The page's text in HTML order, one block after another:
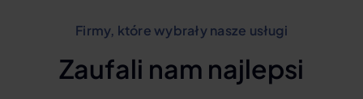
Firmy, które wybrały nasze usługi
Zaufali nam najlepsi